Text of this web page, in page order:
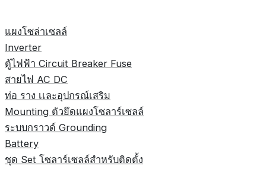
แผงโซล่าเซลล์
Inverter
ตู้ไฟฟ้า Circuit Breaker Fuse
สายไฟ AC DC
ท่อ ราง เเละอุปกรณ์เสริม
Mounting ตัวยึดแผงโซลาร์เซลล์
ระบบกราวด์ Grounding
Battery
ชุด Set โซลาร์เซลล์สำหรับติดตั้ง